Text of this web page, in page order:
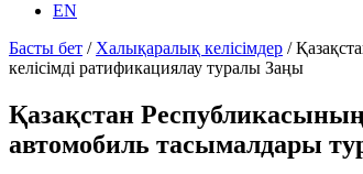
EN
Басты бет / Халықаралық келісімдер /
келісімді ратификациялау туралы Заңы
Қазақстан
автомобиль тасымалдары